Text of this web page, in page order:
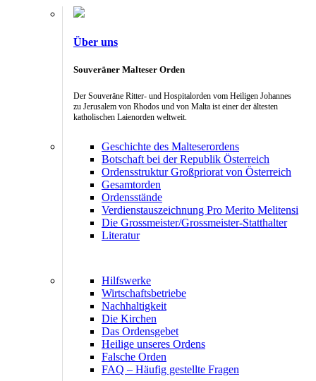
Über uns
Souveräner Malteser Orden
Der Souveräne Ritter- und Hospitalorden vom Heiligen Johannes
zu Jerusalem von Rhodos und von Malta ist einer der ältesten
katholischen Laienorden weltweit.
Geschichte des Malteserordens
Botschaft bei der Republik Österreich
Ordensstruktur Großpriorat von Österreich
Gesamtorden
Ordensstände
Verdienstauszeichnung Pro Merito Melitensi
Die Grossmeister/Grossmeister-Statthalter
Literatur
Hilfswerke
Wirtschaftsbetriebe
Nachhaltigkeit
Die Kirchen
Das Ordensgebet
Heilige unseres Ordens
Falsche Orden
FAQ – Häufig gestellte Fragen